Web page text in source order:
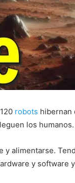
robots hibernan
los humanos.
alimentarse.
y software